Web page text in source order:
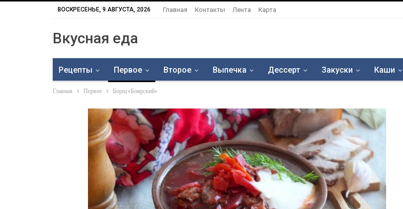
ВОСКРЕСЕНЬЕ, 9 АВГУСТА, 2026 Главная Контакты Лента Карта
Вкусная еда
Рецепты Первое Второе Выпечка Дессерт Закуски Каши
Главная Первое Борщ «Боярский»